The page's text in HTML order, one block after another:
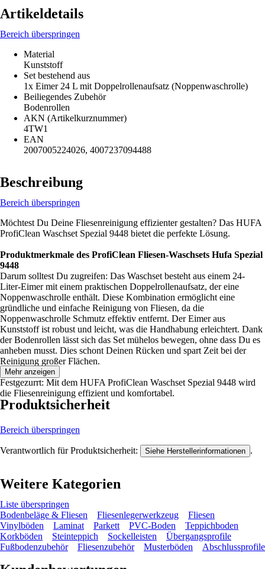
Artikeldetails
Bereich überspringen
Material
Kunststoff
Set bestehend aus
1x Eimer 24 L mit Doppelrollenaufsatz (Noppenwaschrolle)
Beiliegendes Zubehör
Bodenrollen
AKN (Artikelkurznummer)
4TW1
EAN
2007005224026, 4007237094488
Beschreibung
Bereich überspringen
Möchtest Du Deine Fliesenreinigung effizienter gestalten? Das HUFA
ProfiClean Waschset Spezial 9448 bietet die perfekte Lösung.
Produktmerkmale des ProfiClean Fliesen-Waschsets Hufa Spezial
9448
Darum solltest Du zugreifen: Das Waschset besteht aus einem 24-
Liter-Eimer mit einem praktischen Doppelrollenaufsatz, der eine
Noppenwaschrolle enthält. Diese Kombination ermöglicht eine
gründliche und einfache Reinigung von Fliesen, da die
Noppenwaschrolle Schmutz effektiv entfernt. Der Eimer aus
Kunststoff ist robust und leicht, was die Handhabung erleichtert. Dank
der Bodenrollen lässt sich das Set mühelos bewegen, ohne dass Du es
anheben musst. Dies schont Deinen Rücken und spart Zeit bei der
Reinigung großer Flächen.
Festgezurrt: Mit dem HUFA ProfiClean Waschset Spezial 9448 wird
die Fliesenreinigung effizient und komfortabel.
Mehr anzeigen
Produktsicherheit
Bereich überspringen
Verantwortlich für Produktsicherheit: Siehe Herstellerinformationen .
Weitere Kategorien
Liste überspringen
Bodenbeläge & Fliesen
Fliesenlegerwerkzeug
Fliesen
Vinylböden
Laminat Parkett PVC-Boden
Teppichboden
Korkböden
Steinteppich Sockelleisten
Übergangsprofile
Fußbodenzubehör
Fliesenzubehör Musterböden Abschlussprofile